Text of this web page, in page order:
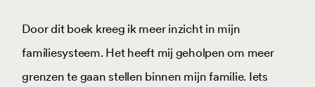
Door dit boek kreeg ik meer inzicht in mijn
familiesysteem. Het heeft mij geholpen om meer
grenzen te gaan stellen binnen mijn familie. Iets